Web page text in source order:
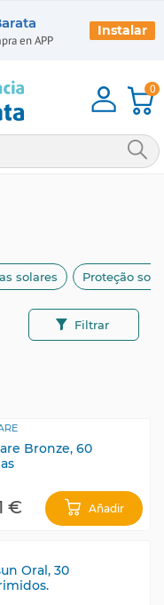
0
solares Proteção
Filtrar
Bronze, 60
€ Añadir
Oral, 30
en APP
Instalar